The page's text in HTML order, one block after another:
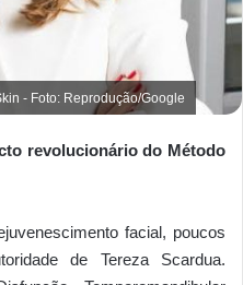
- Foto: Reprodução/Google
revolucionário do Método
facial, poucos
de Tereza Scardua.